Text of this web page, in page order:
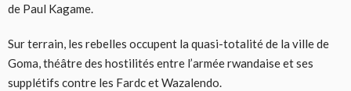
de Paul Kagame.
Sur terrain, les rebelles occupent la quasi-totalité de la ville de
Goma, théâtre des hostilités entre l’armée rwandaise et ses
supplétifs contre les Fardc et Wazalendo.